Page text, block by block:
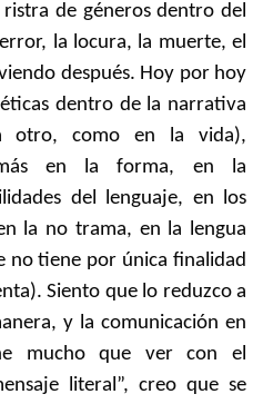
de géneros dentro del
la locura, la muerte, el
después. Hoy por hoy
dentro de la narrativa
otro, como en la vida),
más en la forma, en la
del lenguaje, en los
la no trama, en la lengua
no tiene por única finalidad
Siento que lo reduzco a
y la comunicación en
mucho que ver con el
literal”, creo que se